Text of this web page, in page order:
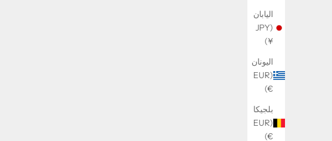
اليابان
(JPY
¥)
اليونان
(EUR
€)
بلجيكا
(EUR
€)